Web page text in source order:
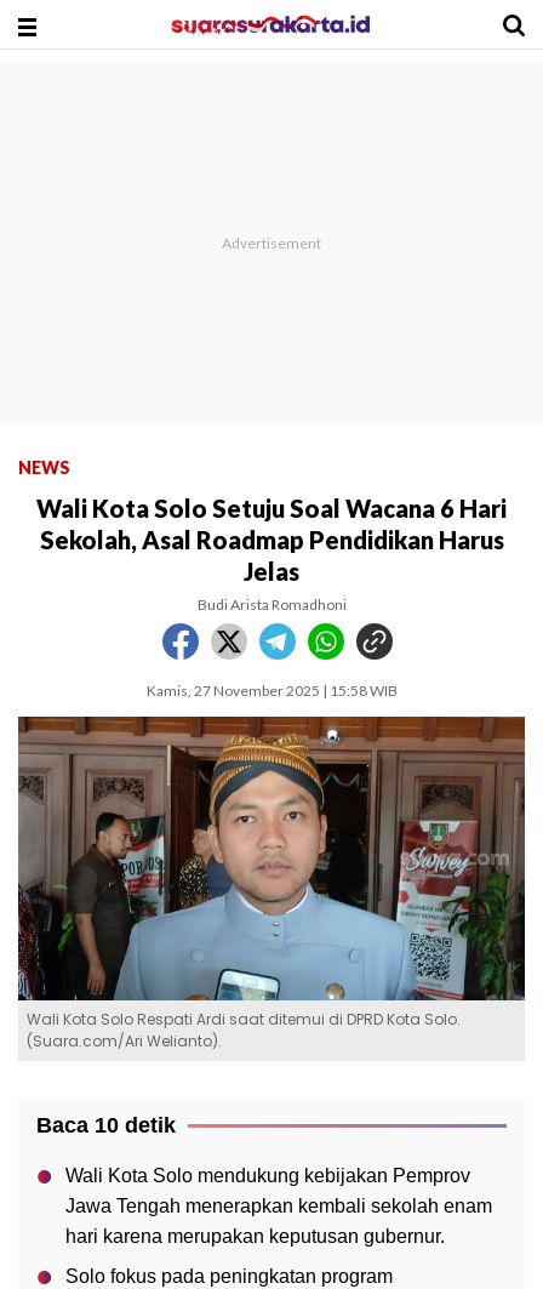
NEWS
Wali Kota Solo Setuju Soal Wacana 6 Hari
Sekolah, Asal Roadmap Pendidikan Harus
Jelas
Budi Arista Romadhoni
Kamis, 27 November 2025 | 15:58 WIB
Wali Kota Solo Respati Ardi saat ditemui di DPRD Kota Solo.
(Suara.com/Ari Welianto).
Baca 10 detik
Wali Kota Solo mendukung kebijakan Pemprov
Jawa Tengah menerapkan kembali sekolah enam
hari karena merupakan keputusan gubernur.
Solo fokus pada peningkatan program